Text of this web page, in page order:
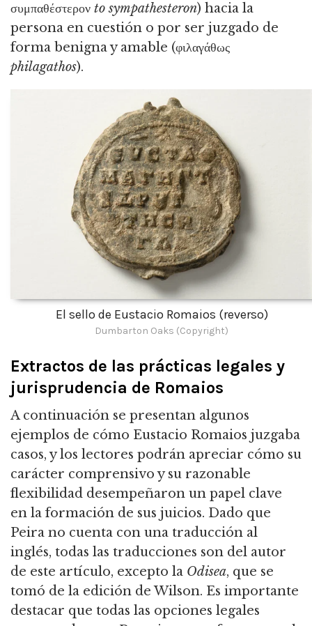
συμπαθέστερον to sympathesteron) hacia la
persona en cuestión o por ser juzgado de
forma benigna y amable (φιλαγάθως
philagathos).
El sello de Eustacio Romaios (reverso)
Dumbarton Oaks (Copyright)
Extractos de las prácticas legales y
jurisprudencia de Romaios
A continuación se presentan algunos
ejemplos de cómo Eustacio Romaios juzgaba
casos, y los lectores podrán apreciar cómo su
carácter comprensivo y su razonable
flexibilidad desempeñaron un papel clave
en la formación de sus juicios. Dado que
Peira no cuenta con una traducción al
inglés, todas las traducciones son del autor
de este artículo, excepto la Odisea, que se
tomó de la edición de Wilson. Es importante
destacar que todas las opciones legales